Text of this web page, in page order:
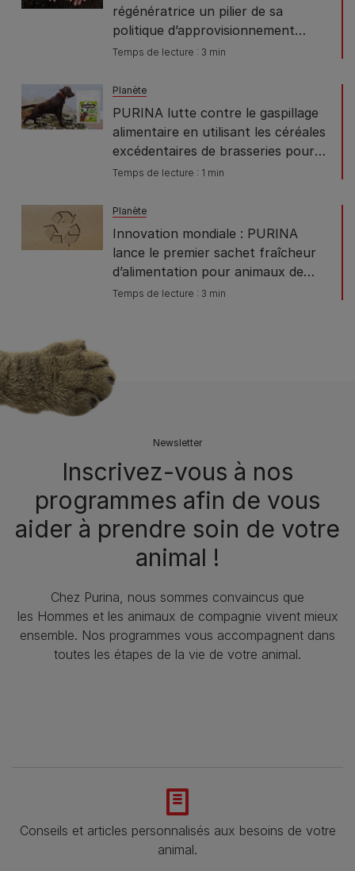
régénératrice un pilier de sa
politique d’approvisionnement
responsable
Temps de lecture : 3 min
Planète
PURINA lutte contre le gaspillage
alimentaire en utilisant les céréales
excédentaires de brasseries pour
fabriquer une nouvelle friandise
Temps de lecture : 1 min
Planète
Innovation mondiale : PURINA
lance le premier sachet fraîcheur
d’alimentation pour animaux de
compagnie recyclable
Temps de lecture : 3 min
Newsletter
Inscrivez-vous à nos
programmes afin de vous
aider à prendre soin de votre
animal !​
Chez Purina, nous sommes convaincus que
les Hommes et les animaux de compagnie vivent mieux
ensemble. Nos programmes vous accompagnent dans
toutes les étapes de la vie de votre animal.​
Conseils et articles personnalisés aux besoins de votre
animal​.